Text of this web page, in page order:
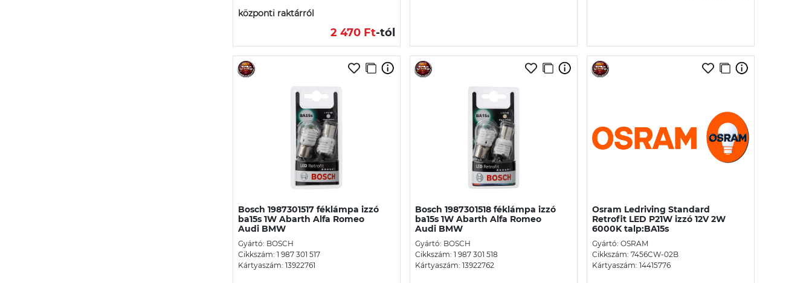
központi raktárról
2 470 Ft-tól
Bosch 1987301517 féklámpa izzó
ba15s 1W Abarth Alfa Romeo
Audi BMW
Gyártó: BOSCH
Cikkszám: 1 987 301 517
Kártyaszám: 13922761
Bosch 1987301518 féklámpa izzó
ba15s 1W Abarth Alfa Romeo
Audi BMW
Gyártó: BOSCH
Cikkszám: 1 987 301 518
Kártyaszám: 13922762
Osram Ledriving Standard
Retrofit LED P21W izzó 12V 2W
6000K talp:BA15s
Gyártó: OSRAM
Cikkszám: 7456CW-02B
Kártyaszám: 14415776